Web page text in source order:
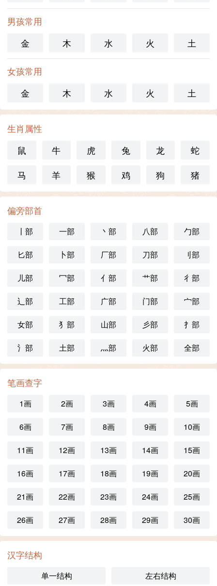
男孩常用
金
木 水 火 土
女孩常用
金
木 水 火 土
生肖属性
鼠
牛 虎 兔 龙
蛇
马
羊 猴 鸡 狗 猪
偏旁部首
丨部 一部 丶部 八部 勹部
匕部 卜部 厂部 刀部 刂部
儿部 冖部 亻部 艹部 彳部
辶部 工部 广部 门部 宀部
女部 犭部 山部 彡部 扌部
氵部 土部 灬部 火部 全部
笔画查字
1画 2画 3画 4画 5画
6画 7画 8画 9画 10画
11画 12画 13画 14画 15画
16画 17画 18画 19画 20画
21画 22画 23画 24画 25画
26画 27画 28画 29画 30画
汉字结构
单一结构 左右结构